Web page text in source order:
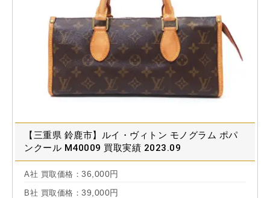
【三重県 鈴鹿市】ルイ・ヴィトン モノグラム ポパ
ンクール M40009 買取実績 2023.09
A社 買取価格： 36,000円
B社 買取価格： 39,000円